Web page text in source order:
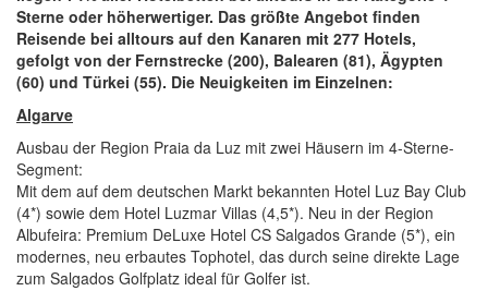
Sterne oder höherwertiger. Das größte Angebot finden
Reisende bei alltours auf den Kanaren mit 277 Hotels,
gefolgt von der Fernstrecke (200), Balearen (81), Ägypten
(60) und Türkei (55). Die Neuigkeiten im Einzelnen:
Algarve
Ausbau der Region Praia da Luz mit zwei Häusern im 4-Sterne-
Segment:
Mit dem auf dem deutschen Markt bekannten Hotel Luz Bay Club
(4*) sowie dem Hotel Luzmar Villas (4,5*). Neu in der Region
Albufeira: Premium DeLuxe Hotel CS Salgados Grande (5*), ein
modernes, neu erbautes Tophotel, das durch seine direkte Lage
zum Salgados Golfplatz ideal für Golfer ist.